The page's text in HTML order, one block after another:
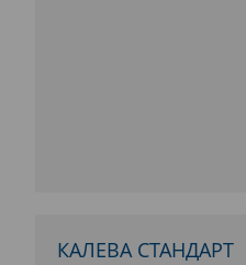
КАЛЕВА СТАНДАРТ